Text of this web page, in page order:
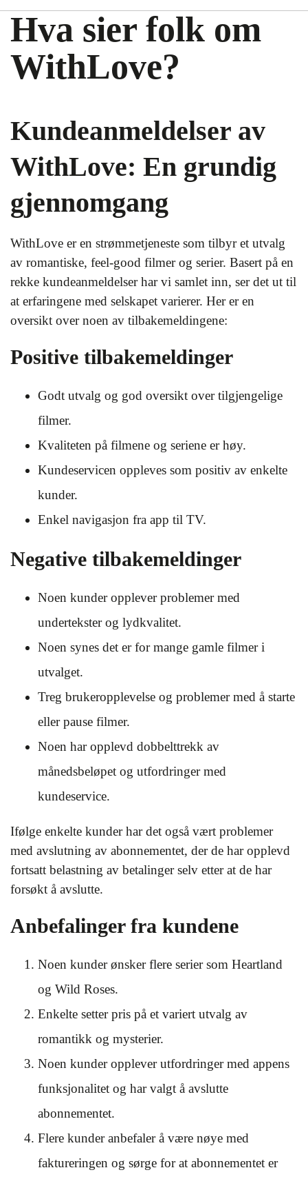
Hva sier folk om
WithLove?
Kundeanmeldelser av
WithLove: En grundig
gjennomgang
WithLove er en strømmetjeneste som tilbyr et utvalg
av romantiske, feel-good filmer og serier. Basert på en
rekke kundeanmeldelser har vi samlet inn, ser det ut til
at erfaringene med selskapet varierer. Her er en
oversikt over noen av tilbakemeldingene:
Positive tilbakemeldinger
Godt utvalg og god oversikt over tilgjengelige
filmer.
Kvaliteten på filmene og seriene er høy.
Kundeservicen oppleves som positiv av enkelte
kunder.
Enkel navigasjon fra app til TV.
Negative tilbakemeldinger
Noen kunder opplever problemer med
undertekster og lydkvalitet.
Noen synes det er for mange gamle filmer i
utvalget.
Treg brukeropplevelse og problemer med å starte
eller pause filmer.
Noen har opplevd dobbelttrekk av
månedsbeløpet og utfordringer med
kundeservice.
Ifølge enkelte kunder har det også vært problemer
med avslutning av abonnementet, der de har opplevd
fortsatt belastning av betalinger selv etter at de har
forsøkt å avslutte.
Anbefalinger fra kundene
Noen kunder ønsker flere serier som Heartland
og Wild Roses.
Enkelte setter pris på et variert utvalg av
romantikk og mysterier.
Noen kunder opplever utfordringer med appens
funksjonalitet og har valgt å avslutte
abonnementet.
Flere kunder anbefaler å være nøye med
faktureringen og sørge for at abonnementet er